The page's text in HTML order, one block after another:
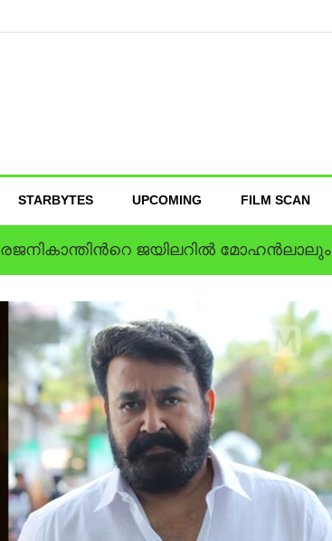
STARBYTES UPCOMING FILM SCAN
രജനികാന്തിന്‍റെ ജയിലറില്‍ മോഹന്‍ലാലും